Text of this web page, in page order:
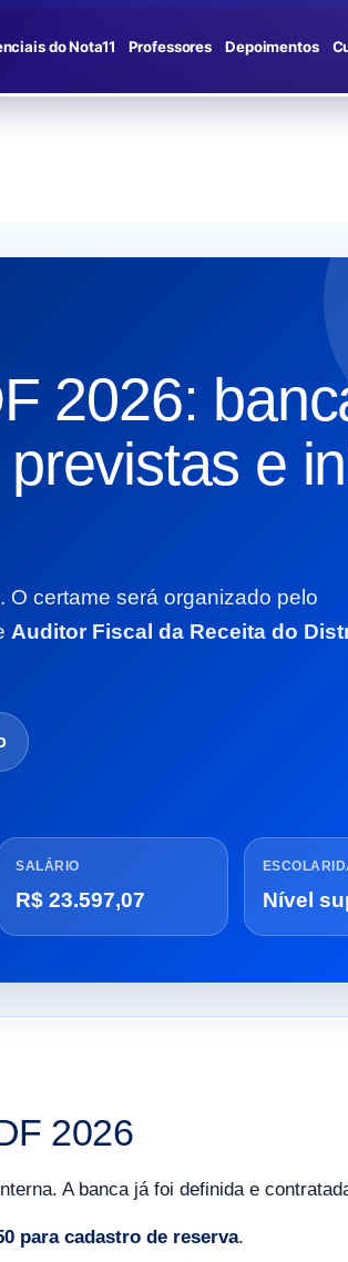
do Nota11 Professores Depoimentos
2026:
e
O certame será organizado pelo
Auditor Fiscal da Receita do
SALÁRIO
R$ 23.597,07 Nível
2026
A banca já foi definida e
para cadastro de reserva.